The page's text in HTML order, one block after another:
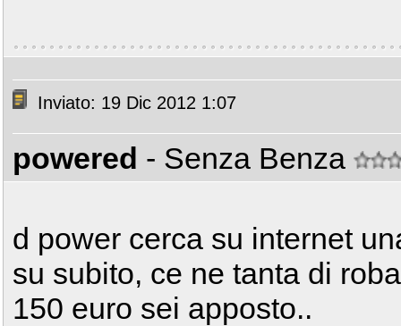
Inviato: 19 Dic 2012 1:07
powered - Senza Benza
d power cerca su internet
su subito, ce ne tanta di
150 euro sei apposto..